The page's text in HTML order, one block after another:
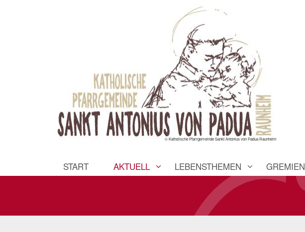
© Katholische Pfarrgemeinde Sankt Antonius von Padua Raunheim
START AKTUELL LEBENSTHEMEN GREMIEN